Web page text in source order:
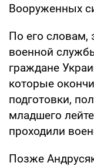
Вооруженных
По его словам,
военной
граждане
которые
подготовки,
младшего
проходили
Позже